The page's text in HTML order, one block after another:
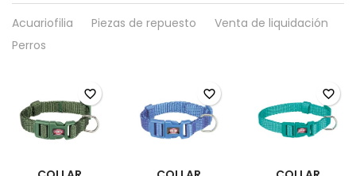
Acuariofilia Piezas de repuesto
Venta de liquidación
Perros
favorite_border favorite_border favorite_border